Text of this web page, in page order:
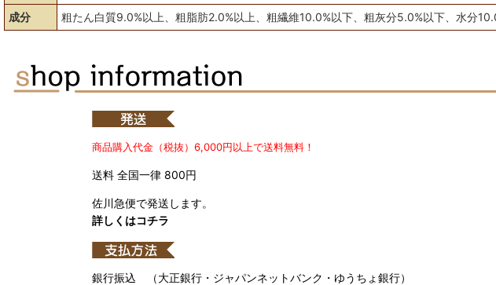
成分
粗たん白質9.0%以上、粗脂肪2.0%以上、粗繊維10.0%以下、粗灰分5.0%以下、水分
商品購入代金（税抜）6,000円以上で送料無料！
送料 全国一律 800円
佐川急便で発送します。
詳しくはコチラ
銀行振込 （大正銀行・ジャパンネットバンク・ゆうちょ銀行）